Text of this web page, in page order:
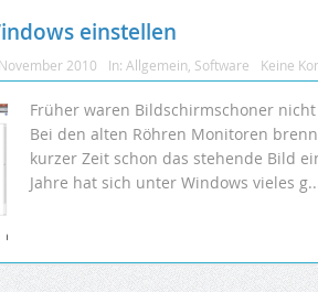
einstellen
2010 In: Allgemein Software Keine
Früher waren Bildschirmschoner
Bei den alten Röhren Monitoren
kurzer Zeit schon das stehende Bild
Jahre hat sich unter Windows vieles